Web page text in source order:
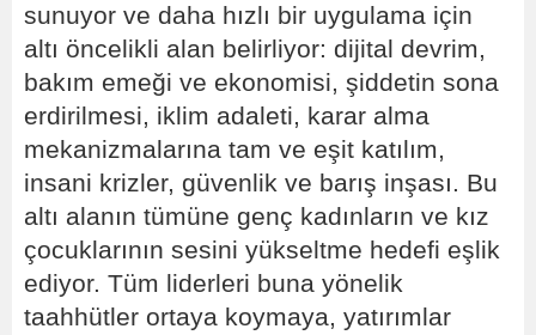
sunuyor ve daha hızlı bir uygulama için
altı öncelikli alan belirliyor: dijital devrim,
bakım emeği ve ekonomisi, şiddetin sona
erdirilmesi, iklim adaleti, karar alma
mekanizmalarına tam ve eşit katılım,
insani krizler, güvenlik ve barış inşası. Bu
altı alanın tümüne genç kadınların ve kız
çocuklarının sesini yükseltme hedefi eşlik
ediyor. Tüm liderleri buna yönelik
taahhütler ortaya koymaya, yatırımlar